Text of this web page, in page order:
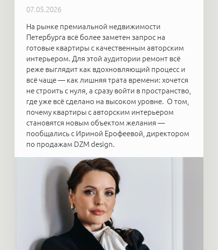
07.05.2026
На рынке премиальной недвижимости
Петербурга всё более заметен запрос на
готовые квартиры с качественным авторским
интерьером. Для этой аудитории ремонт всё
реже выглядит как вдохновляющий процесс и
всё чаще — как лишняя трата времени: хочется
не строить с нуля, а сразу войти в пространство,
где уже всё сделано на высоком уровне. О том,
почему квартиры с авторским интерьером
становятся новым объектом желания —
пообщались с Ириной Ерофеевой, директором
по продажам DZM design.